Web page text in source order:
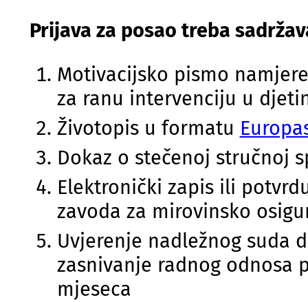
Prijava za posao treba
Motivacijsko pismo
za ranu intervenciju u
Životopis u formatu
Dokaz o stečenoj stručnoj
Elektronički zapis ili
zavoda za mirovinsko
Uvjerenje nadležnog suda
zasnivanje radnog odnosa
mjeseca